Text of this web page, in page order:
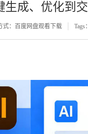
生成、优化到
式：百度网盘观看下载 Tags